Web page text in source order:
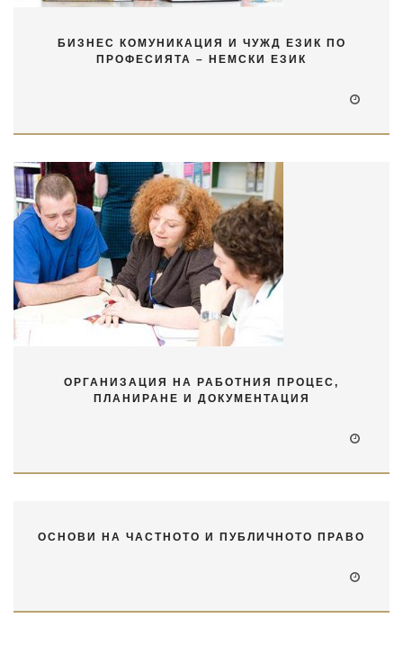
БИЗНЕС КОМУНИКАЦИЯ И ЧУЖД ЕЗИК ПО
ПРОФЕСИЯТА – НЕМСКИ ЕЗИК
ОРГАНИЗАЦИЯ НА РАБОТНИЯ ПРОЦЕС,
ПЛАНИРАНЕ И ДОКУМЕНТАЦИЯ
ОСНОВИ НА ЧАСТНОТО И ПУБЛИЧНОТО ПРАВО